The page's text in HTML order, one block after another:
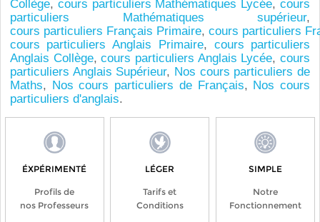
Collège, cours particuliers Mathématiques Lycée,cours
particuliers Mathématiques supérieur,
cours particuliers Français Primaire, cours particuliers
cours particuliers Anglais Primaire, cours particuliers
Anglais Collège,cours particuliers Anglais Lycée,cours
particuliers Anglais Supérieur, Nos cours particuliers de
Maths, Nos cours particuliers de Français, Nos cours
particuliers d'anglais.
ÉXPÉRIMENTÉ
Profils de
nos Professeurs
LÉGER
Tarifs et
Conditions
SIMPLE
Notre
Fonctionnement